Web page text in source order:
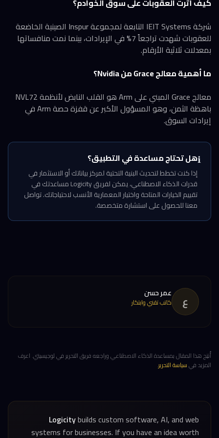
شركة IEIT Systems التابعة لمجموعة Inspur الصينية الخاضعة
للعقوبات شهدت تراجعاً 7% في الإيرادات، بينما نمت منافساتها
بمعدلات ثلاثية الأرقام.
ما أهمية معالج Grace من Nvidia؟
معالج Grace المبني على Arm هو القلب النابض لأنظمة NVL72
باهظة الثمن، وهو المسؤول الأكبر عن قفزة حصة Arm في
إيرادات السوق.
ℹ️هل تحتاج مساعدة في التطبيق؟
إذا كنت تخطط لتحديث البنية التحتية لمركز بياناتك أو الاستثمار في
قدرات الذكاء الاصطناعي، يمكن لفريق Logicity مساعدتك في
تقييم الخيارات المتاحة واختيار المعمارية الأنسب لاحتياجاتك. تواصل
معنا للحصول على استشارة متخصصة.
ع عمر حسن
كاتب تقني وابتكار
أُنتِج هذا المقال بمساعدة الذكاء الاصطناعي وراجعه فريق التحرير في لوجيسيتي. اعرف
المزيد فيسياسة التحرير.
Logicitybuilds custom software, AI, and web
systems for businesses. If you have an idea worth